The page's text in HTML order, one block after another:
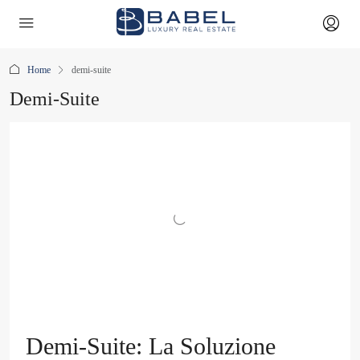
Home demi-suite
Demi-Suite
Demi-Suite: La Soluzione